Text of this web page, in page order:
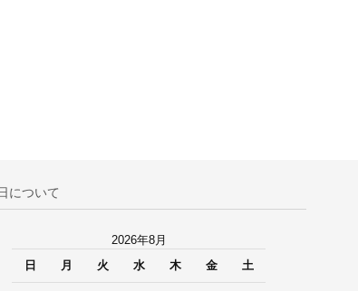
について
2026年8月
日
月 火 水 木 金 土